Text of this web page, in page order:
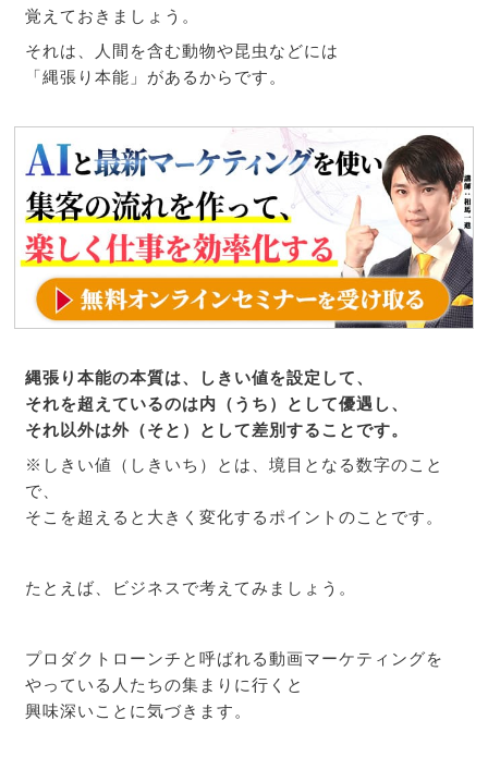
覚えておきましょう。
それは、人間を含む動物や昆虫などには
「縄張り本能」があるからです。
縄張り本能の本質は、しきい値を設定して、
それを超えているのは内（うち）として優遇し、
それ以外は外（そと）として差別することです。
※しきい値（しきいち）とは、境目となる数字のこと
で、
そこを超えると大きく変化するポイントのことです。
たとえば、ビジネスで考えてみましょう。
プロダクトローンチと呼ばれる動画マーケティングを
やっている人たちの集まりに行くと
興味深いことに気づきます。